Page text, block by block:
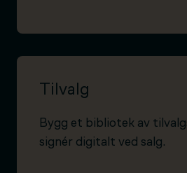
Tilvalg
Bygg et bibliotek av
signér digitalt ved salg.